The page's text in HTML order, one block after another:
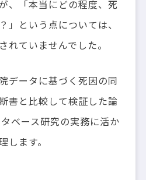
、「本当にどの程度、死
」という点については、
れていませんでした。
データに基づく死因の同
書と比較して検証した論
ベース研究の実務に活か
します。